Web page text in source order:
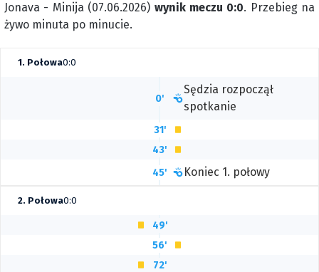
Jonava - Minija (07.06.2026) wynik meczu 0:0. Przebieg na
żywo minuta po minucie.
1. Połowa0:0
0'
Sędzia rozpoczął
spotkanie
31'
43'
45'
Koniec 1. połowy
2. Połowa0:0
49'
56'
72'